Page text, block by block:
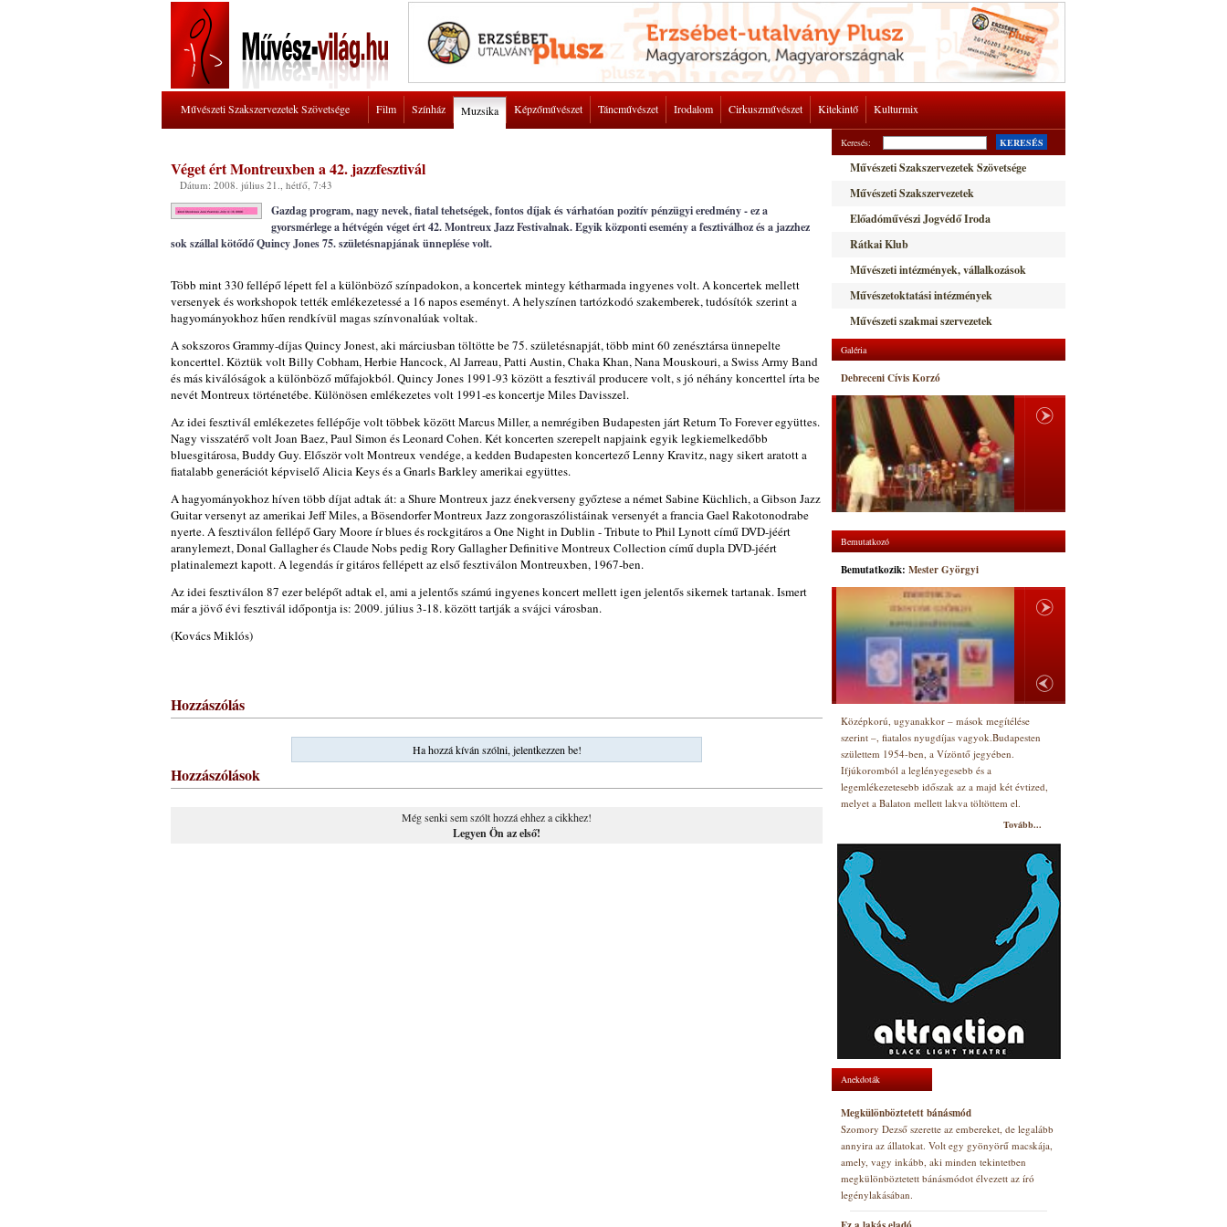
Művészeti Szakszervezetek Szövetsége Film Színház Muzsika Képzőművészet Táncművészet Irodalom Cirkuszművészet Kitekintő Kulturmix
Véget ért Montreuxben a 42. jazzfesztivál
Dátum: 2008. július 21., hétfő, 7:43
Gazdag program, nagy nevek, fiatal tehetségek, fontos díjak és várhatóan pozitív pénzügyi eredmény - ez a
gyorsmérlege a hétvégén véget ért 42. Montreux Jazz Festivalnak. Egyik központi esemény a fesztiválhoz és a jazzhez
sok szállal kötődő Quincy Jones 75. születésnapjának ünneplése volt.
Több mint 330 fellépő lépett fel a különböző színpadokon, a koncertek mintegy kétharmada ingyenes volt. A koncertek mellett
versenyek és workshopok tették emlékezetessé a 16 napos eseményt. A helyszínen tartózkodó szakemberek, tudósítók szerint a
hagyományokhoz hűen rendkívül magas színvonalúak voltak.
A sokszoros Grammy-díjas Quincy Jonest, aki márciusban töltötte be 75. születésnapját, több mint 60 zenésztársa ünnepelte
koncerttel. Köztük volt Billy Cobham, Herbie Hancock, Al Jarreau, Patti Austin, Chaka Khan, Nana Mouskouri, a Swiss Army Band
és más kiválóságok a különböző műfajokból. Quincy Jones 1991-93 között a fesztivál producere volt, s jó néhány koncerttel írta be
nevét Montreux történetébe. Különösen emlékezetes volt 1991-es koncertje Miles Davisszel.
Az idei fesztivál emlékezetes fellépője volt többek között Marcus Miller, a nemrégiben Budapesten járt Return To Forever együttes.
Nagy visszatérő volt Joan Baez, Paul Simon és Leonard Cohen. Két koncerten szerepelt napjaink egyik legkiemelkedőbb
bluesgitárosa, Buddy Guy. Először volt Montreux vendége, a kedden Budapesten koncertező Lenny Kravitz, nagy sikert aratott a
fiatalabb generációt képviselő Alicia Keys és a Gnarls Barkley amerikai együttes.
A hagyományokhoz híven több díjat adtak át: a Shure Montreux jazz énekverseny győztese a német Sabine Küchlich, a Gibson Jazz
Guitar versenyt az amerikai Jeff Miles, a Bösendorfer Montreux Jazz zongoraszólistáinak versenyét a francia Gael Rakotonodrabe
nyerte. A fesztiválon fellépő Gary Moore ír blues és rockgitáros a One Night in Dublin - Tribute to Phil Lynott című DVD-jéért
aranylemezt, Donal Gallagher és Claude Nobs pedig Rory Gallagher Definitive Montreux Collection című dupla DVD-jéért
platinalemezt kapott. A legendás ír gitáros fellépett az első fesztiválon Montreuxben, 1967-ben.
Az idei fesztiválon 87 ezer belépőt adtak el, ami a jelentős számú ingyenes koncert mellett igen jelentős sikernek tartanak. Ismert
már a jövő évi fesztivál időpontja is: 2009. július 3-18. között tartják a svájci városban.
(Kovács Miklós)
Hozzászólás
Ha hozzá kíván szólni, jelentkezzen be!
Hozzászólások
Még senki sem szólt hozzá ehhez a cikkhez!
Legyen Ön az első!
Keresés: KERESÉS
Művészeti Szakszervezetek Szövetsége
Művészeti Szakszervezetek
Előadóművészi Jogvédő Iroda
Rátkai Klub
Művészeti intézmények, vállalkozások
Művészetoktatási intézmények
Művészeti szakmai szervezetek
Galéria
Debreceni Cívis Korzó
Bemutatkozó
Bemutatkozik: Mester Györgyi
Középkorú, ugyanakkor – mások megítélése
szerint –, fiatalos nyugdíjas vagyok.Budapesten
születtem 1954-ben, a Vízöntő jegyében.
Ifjúkoromból a leglényegesebb és a
legemlékezetesebb időszak az a majd két évtized,
melyet a Balaton mellett lakva töltöttem el.
Tovább...
Anekdoták
Megkülönböztetett bánásmód
Szomory Dezső szerette az embereket, de legalább
annyira az állatokat. Volt egy gyönyörű macskája,
amely, vagy inkább, aki minden tekintetben
megkülönböztetett bánásmódot élvezett az író
legénylakásában.